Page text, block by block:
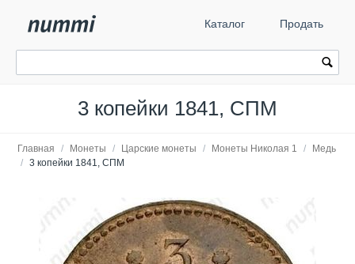
Каталог Продать
3 копейки 1841, СПМ
Главная / Монеты / Царские монеты / Монеты Николая 1 /
Медь
/ 3 копейки 1841, СПМ